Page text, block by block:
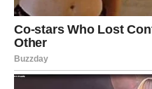
Posudu pokrijte vrenjačom ili
plinova. Fermentacija bi
Držite na toplom mjestu
svakodnevno miješajte